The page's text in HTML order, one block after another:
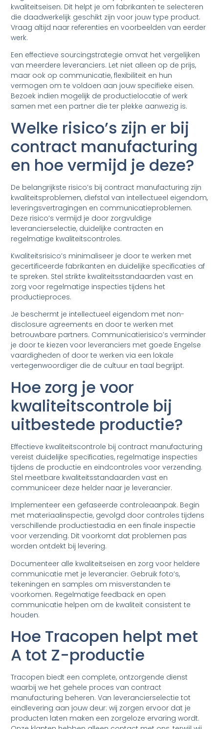
kwaliteitseisen. Dit helpt je om fabrikanten te selecteren
die daadwerkelijk geschikt zijn voor jouw type product.
Vraag altijd naar referenties en voorbeelden van eerder
werk.
Een effectieve sourcingstrategie omvat het vergelijken
van meerdere leveranciers. Let niet alleen op de prijs,
maar ook op communicatie, flexibiliteit en hun
vermogen om te voldoen aan jouw specifieke eisen.
Bezoek indien mogelijk de productielocatie of werk
samen met een partner die ter plekke aanwezig is.
Welke risico’s zijn er bij
contract manufacturing
en hoe vermijd je deze?
De belangrijkste risico’s bij contract manufacturing zijn
kwaliteitsproblemen, diefstal van intellectueel eigendom,
leveringsvertragingen en communicatieproblemen.
Deze risico’s vermijd je door zorgvuldige
leverancierselectie, duidelijke contracten en
regelmatige kwaliteitscontroles.
Kwaliteitsrisico’s minimaliseer je door te werken met
gecertificeerde fabrikanten en duidelijke specificaties af
te spreken. Stel strikte kwaliteitsstandaarden vast en
zorg voor regelmatige inspecties tijdens het
productieproces.
Je beschermt je intellectueel eigendom met non-
disclosure agreements en door te werken met
betrouwbare partners. Communicatierisico’s verminder
je door te kiezen voor leveranciers met goede Engelse
vaardigheden of door te werken via een lokale
vertegenwoordiger die de cultuur en taal begrijpt.
Hoe zorg je voor
kwaliteitscontrole bij
uitbestede productie?
Effectieve kwaliteitscontrole bij contract manufacturing
vereist duidelijke specificaties, regelmatige inspecties
tijdens de productie en eindcontroles voor verzending.
Stel meetbare kwaliteitsstandaarden vast en
communiceer deze helder naar je leverancier.
Implementeer een gefaseerde controleaanpak. Begin
met materiaalinspectie, gevolgd door controles tijdens
verschillende productiestadia en een finale inspectie
voor verzending. Dit voorkomt dat problemen pas
worden ontdekt bij levering.
Documenteer alle kwaliteitseisen en zorg voor heldere
communicatie met je leverancier. Gebruik foto’s,
tekeningen en samples om misverstanden te
voorkomen. Regelmatige feedback en open
communicatie helpen om de kwaliteit consistent te
houden.
Hoe Tracopen helpt met
A tot Z-productie
Tracopen biedt een complete, ontzorgende dienst
waarbij we het gehele proces van contract
manufacturing beheren. Van leverancierselectie tot
eindlevering aan jouw deur: wij zorgen ervoor dat je
producten laten maken een zorgeloze ervaring wordt.